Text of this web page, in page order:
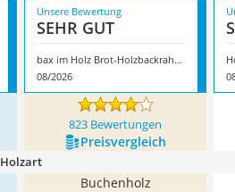
Unsere Bewertung
SEHR GUT
bax im Holz Brot-Holzbackrahmen doppelt
08/2026
823 Bewertungen
Preis­vergleich
Holzart
Buchenholz